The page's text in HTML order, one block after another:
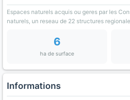
Espaces naturels acquis ou geres par les
naturels, un reseau de 22 structures
6
ha de surface
Informations